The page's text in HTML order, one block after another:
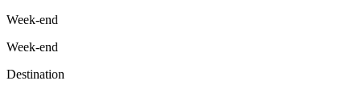
Week-end
Week-end
Destination